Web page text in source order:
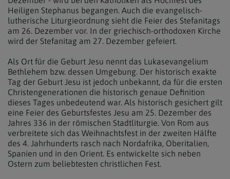
Heiligen Stephanus begangen. Auch die evangelisch-
lutherische Liturgieordnung sieht die Feier des Stefanitags
am 26. Dezember vor. In der griechisch-orthodoxen Kirche
wird der Stefanitag am 27. Dezember gefeiert.
Als Ort für die Geburt Jesu nennt das Lukasevangelium
Bethlehem bzw. dessen Umgebung. Der historisch exakte
Tag der Geburt Jesu ist jedoch unbekannt, da für die ersten
Christengenerationen die historisch genaue Definition
dieses Tages unbedeutend war. Als historisch gesichert gilt
eine Feier des Geburtsfestes Jesu am 25. Dezember des
Jahres 336 in der römischen Stadtliturgie. Von Rom aus
verbreitete sich das Weihnachtsfest in der zweiten Hälfte
des 4. Jahrhunderts rasch nach Nordafrika, Oberitalien,
Spanien und in den Orient. Es entwickelte sich neben
Ostern zum beliebtesten christlichen Fest.